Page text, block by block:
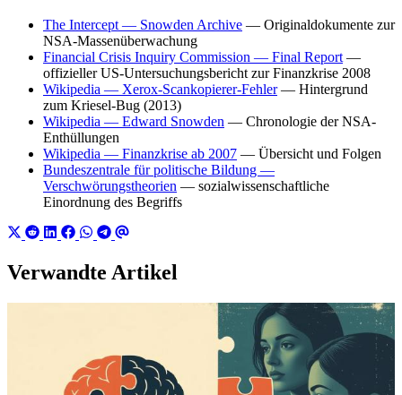
The Intercept — Snowden Archive — Originaldokumente zur
NSA-Massenüberwachung
Financial Crisis Inquiry Commission — Final Report —
offizieller US-Untersuchungsbericht zur Finanzkrise 2008
Wikipedia — Xerox-Scankopierer-Fehler— Hintergrund
zum Kriesel-Bug (2013)
Wikipedia — Edward Snowden — Chronologie der NSA-
Enthüllungen
Wikipedia — Finanzkrise ab 2007 — Übersicht und Folgen
Bundeszentrale für politische Bildung —
Verschwörungstheorien — sozialwissenschaftliche
Einordnung des Begriffs
Verwandte Artikel